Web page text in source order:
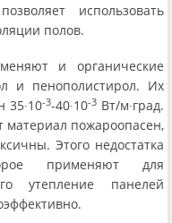
использовать
полов.
и органические
и пенополистирол. Их
35∙10-3-40∙10-3 Вт/м∙град.
материал пожароопасен,
Этого недостатка
применяют для
утепление панелей